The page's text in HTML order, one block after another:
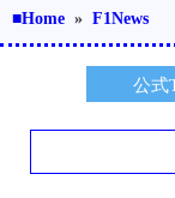
■Home » F1News
公式